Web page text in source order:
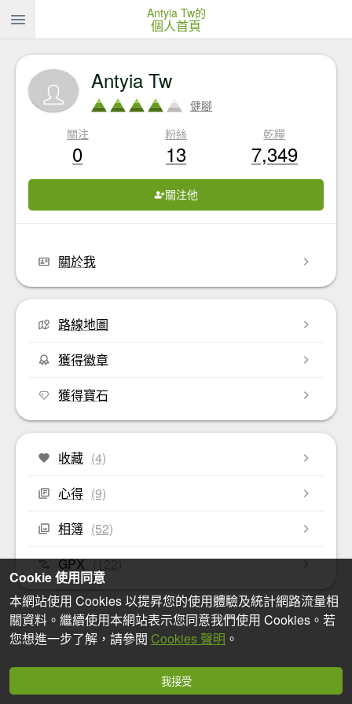
Antyia Tw的
個人首頁
Antyia Tw
健腳
關注
0
粉絲
13
乾糧
7,349
關注他
關於我
路線地圖
獲得徽章
獲得寶石
收藏 (4)
心得 (9)
相簿 (52)
GPX (122)
Cookie 使用同意
本網站使用 Cookies 以提昇您的使用體驗及統計網路流量相
關資料。繼續使用本網站表示您同意我們使用 Cookies。若
您想進一步了解，請參閱 Cookies 聲明 。
我接受